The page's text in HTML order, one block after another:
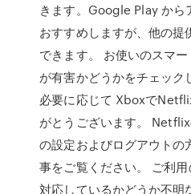
きます。Google Play から
おすすめしますが、他の提
できます。 お使いのスマ
が有害かどうかをチェック
必要に応じて Xboxで
がとうございます。
の設定およびログアウトの
事をご覧ください。 ご利
対応しているかどうか不